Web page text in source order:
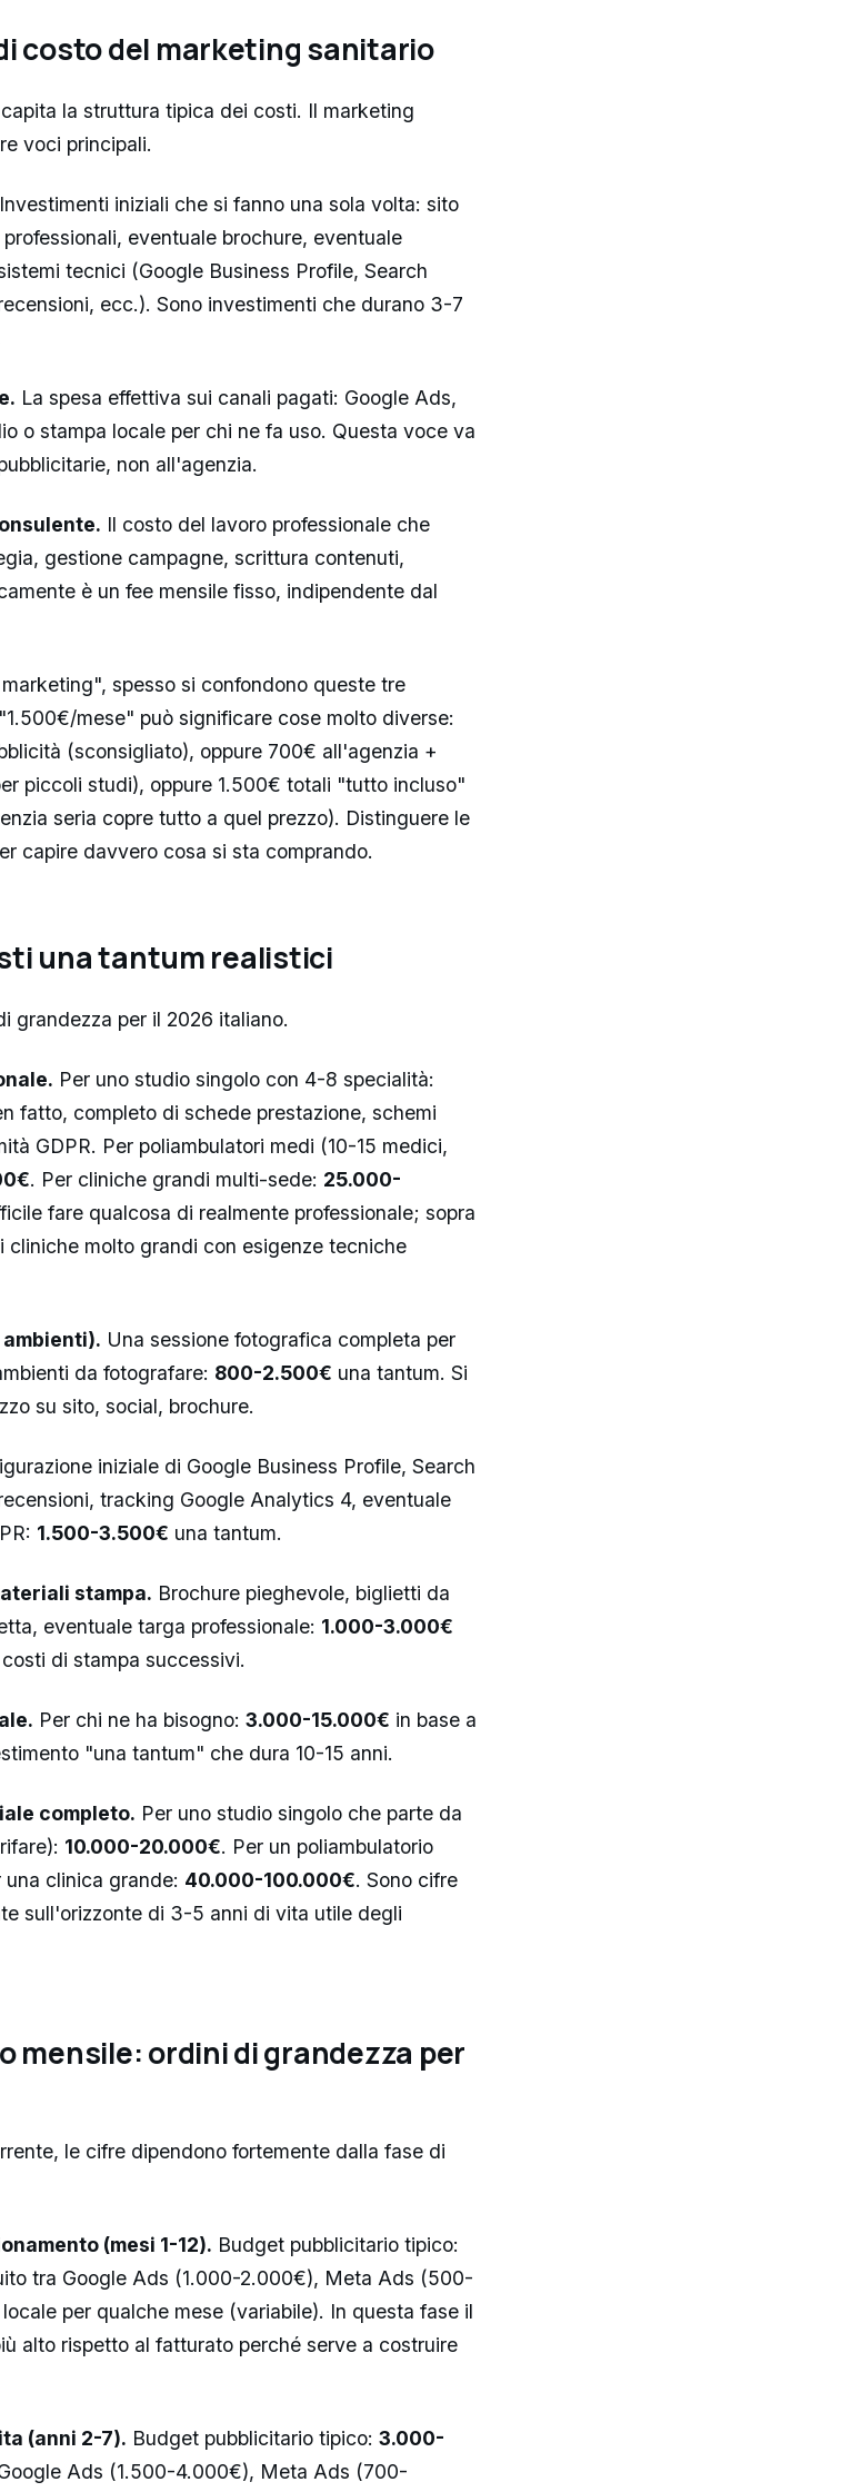
costo del marketing sanitario
la struttura tipica dei costi. Il marketing
voci principali.
Investimenti iniziali che si fanno una sola volta: sito
eventuale brochure, eventuale
tecnici (Google Business Profile, Search
ecc.). Sono investimenti che durano 3-7
La spesa effettiva sui canali pagati: Google Ads,
o stampa locale per chi ne fa uso. Questa voce va
non all'agenzia.
Il costo del lavoro professionale che
gestione campagne, scrittura contenuti,
è un fee mensile fisso, indipendente dal
spesso si confondono queste tre
mese" può significare cose molto diverse:
(sconsigliato), oppure 700€ all'agenzia +
piccoli studi), oppure 1.500€ totali "tutto incluso"
seria copre tutto a quel prezzo). Distinguere le
capire davvero cosa si sta comprando.
una tantum realistici
grandezza per il 2026 italiano.
Per uno studio singolo con 4-8 specialità:
fatto, completo di schede prestazione, schemi
GDPR. Per poliambulatori medi (10-15 medici,
. Per cliniche grandi multi-sede: 25.000-
fare qualcosa di realmente professionale; sopra
molto grandi con esigenze tecniche
Una sessione fotografica completa per
da fotografare: 800-2.500€ una tantum. Si
su sito, social, brochure.
iniziale di Google Business Profile, Search
tracking Google Analytics 4, eventuale
1.500-3.500€ una tantum.
stampa. Brochure pieghevole, biglietti da
eventuale targa professionale: 1.000-3.000€
di stampa successivi.
Per chi ne ha bisogno: 3.000-15.000€ in base a
"una tantum" che dura 10-15 anni.
completo. Per uno studio singolo che parte da
10.000-20.000€. Per un poliambulatorio
una clinica grande: 40.000-100.000€. Sono cifre
sull'orizzonte di 3-5 anni di vita utile degli
mensile: ordini di grandezza per
le cifre dipendono fortemente dalla fase di
(mesi 1-12). Budget pubblicitario tipico:
tra Google Ads (1.000-2.000€), Meta Ads (500-
per qualche mese (variabile). In questa fase il
alto rispetto al fatturato perché serve a costruire
(anni 2-7). Budget pubblicitario tipico: 3.000-
Ads (1.500-4.000€), Meta Ads (700-